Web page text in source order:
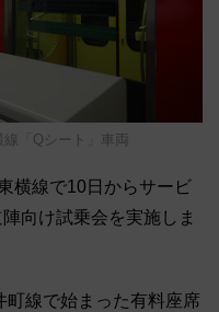
「Qシート」車両
横線で10日からサービ
向け試乗会を実施しま
町線で始まった有料座席